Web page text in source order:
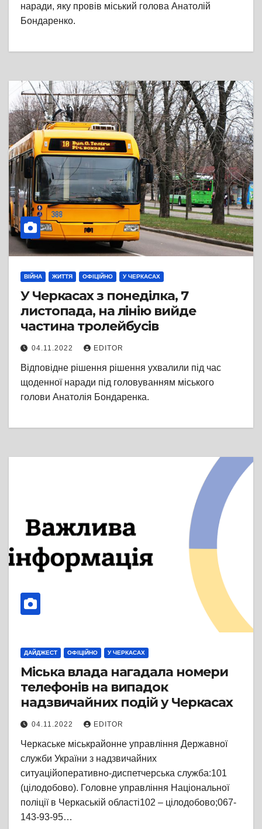
наради, яку провів міський голова Анатолій
Бондаренко.
ВІЙНА ЖИТТЯ ОФІЦІЙНО У ЧЕРКАСАХ
У Черкасах з понеділка, 7
листопада, на лінію вийде
частина тролейбусів
04.11.2022 EDITOR
Відповідне рішення рішення ухвалили під час
щоденної наради під головуванням міського
голови Анатолія Бондаренка.
ДАЙДЖЕСТ ОФІЦІЙНО У ЧЕРКАСАХ
Міська влада нагадала номери
телефонів на випадок
надзвичайних подій у Черкасах
04.11.2022 EDITOR
Черкаське міськрайонне управління Державної
служби України з надзвичайних
ситуаційоперативно-диспетчерська служба:101
(цілодобово). Головне управління Національної
поліції в Черкаській області102 – цілодобово;067-
143-93-95…